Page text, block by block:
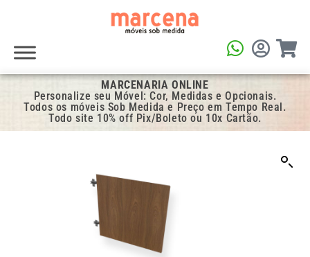
MARCENARIA ONLINE
Personalize seu Móvel: Cor, Medidas e Opcionais.
Todos os móveis Sob Medida e Preço em Tempo Real.
Todo site 10% off Pix/Boleto ou 10x Cartão.